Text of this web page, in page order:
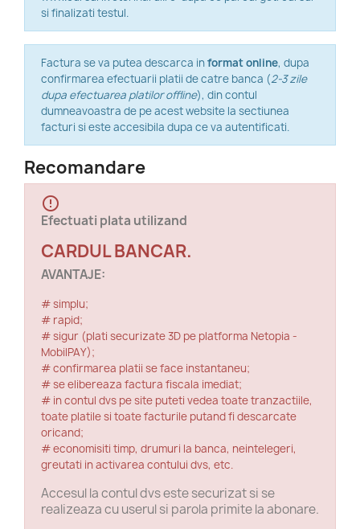
si finalizati testul.
Factura se va putea descarca informat online, dupa
confirmarea efectuarii platii de catre banca (2-3 zile
dupa efectuarea platilor offline), din contul
dumneavoastra de pe acest website la sectiunea
facturi si este accesibila dupa ce va autentificati.
Recomandare
error_outline
Efectuati plata utilizand
CARDUL BANCAR.
AVANTAJE:
# simplu;
# rapid;
# sigur (plati securizate 3D pe platforma Netopia -
MobilPAY);
# confirmarea platii se face instantaneu;
# se elibereaza factura fiscala imediat;
# in contul dvs pe site puteti vedea toate tranzactiile,
toate platile si toate facturile putand fi descarcate
oricand;
# economisiti timp, drumuri la banca, neintelegeri,
greutati in activarea contului dvs, etc.
Accesul la contul dvs este securizat si se
realizeaza cu userul si parola primite la abonare.